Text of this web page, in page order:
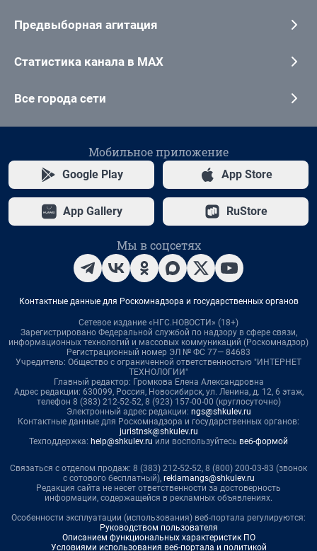
Предвыборная агитация
Статистика канала в MAX
Все города сети
Мобильное приложение
Google Play App Store
App Gallery RuStore
Мы в соцсетях
Контактные данные для Роскомнадзора и государственных органов
Сетевое издание «НГС.НОВОСТИ» (18+)
Зарегистрировано Федеральной службой по надзору в сфере связи,
информационных технологий и массовых коммуникаций (Роскомнадзор)
Регистрационный номер ЭЛ № ФС 77— 84683
Учредитель: Общество с ограниченной ответственностью "ИНТЕРНЕТ
ТЕХНОЛОГИИ"
Главный редактор: Громкова Елена Александровна
Адрес редакции: 630099, Россия, Новосибирск, ул. Ленина, д. 12, 6 этаж,
телефон 8 (383) 212-52-52, 8 (923) 157-00-00 (круглосуточно)
Электронный адрес редакции: ngs@shkulev.ru
Контактные данные для Роскомнадзора и государственных органов:
juristnsk@shkulev.ru
Техподдержка: help@shkulev.ru или воспользуйтесь веб-формой
Связаться с отделом продаж: 8 (383) 212-52-52, 8 (800) 200-03-83 (звонок
с сотового бесплатный), reklamangs@shkulev.ru
Редакция сайта не несет ответственности за достоверность
информации, содержащейся в рекламных объявлениях.
Особенности эксплуатации (использования) веб-портала регулируются:
Руководством пользователя
Описанием функциональных характеристик ПО
Условиями использования веб-портала и политикой